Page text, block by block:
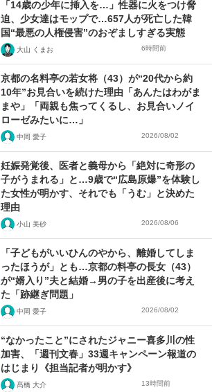
「14歳の少年に挿入を…」性器に火をつけ脅
迫、少女達はモップで…657人が死亡した韓
国“最悪の人権侵害”のおぞましすぎる実態
大山 くまお 6時間前
京都の名料亭の若女将（43）が“20代から約
10年”お見合いを続けた理由「あんたはわがま
まや」「両親も焦ってくるし、お見合いノイ
ローゼみたいに…」
中岡 愛子 2026/08/02
妊娠発覚後、医者と義母から「絶対に奇形の
子がうまれる」と…9歳で“広島原爆”を体験し
た女性が明かす、それでも「うむ」と決めた
理由
小山 美砂 2026/08/06
「子どもがいいひんのやから、離婚してしま
ったほうが」とも…京都の料亭の長女（43）
が“婿入り”夫と結婚→男の子を出産後に考え
た「跡継ぎ問題」
中岡 愛子 2026/08/02
“なかったこと”にされたジャニー喜多川の性
加害、「週刊文春」33週キャンペーン報道の
はじまり《担当記者が明かす》
髙橋 大介 13時間前